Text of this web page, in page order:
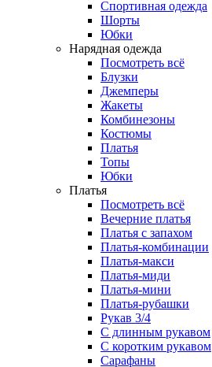
Спортивная одежда
Шорты
Юбки
Нарядная одежда
Посмотреть всё
Блузки
Джемперы
Жакеты
Комбинезоны
Костюмы
Платья
Топы
Юбки
Платья
Посмотреть всё
Вечерние платья
Платья с запахом
Платья-комбинации
Платья-макси
Платья-миди
Платья-мини
Платья-рубашки
Рукав 3/4
С длинным рукавом
С коротким рукавом
Сарафаны